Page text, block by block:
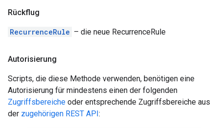
Rückflug
RecurrenceRule – die neue RecurrenceRule
Autorisierung
Scripts, die diese Methode verwenden, benötigen eine
Autorisierung für mindestens einen der folgenden
Zugriffsbereiche oder entsprechende Zugriffsbereiche aus
der zugehörigen REST API: